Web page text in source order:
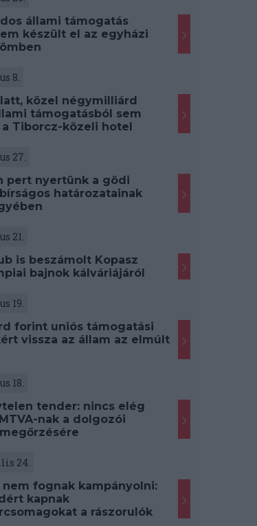
állami támogatás
készült el az egyházi
8.
közel négymilliárd
támogatásból sem
Tiborcz-közeli hotel
27.
pert nyertünk a gödi
határozatainak
21.
is beszámolt Kopasz
bajnok kálváriájáról
19.
forint uniós támogatási
vissza az állam az elmúlt
18.
tender: nincs elég
nak a dolgozói
24.
nem fognak kampányolni:
kapnak
a rászorulók